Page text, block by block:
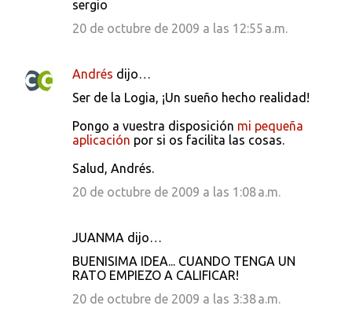
sergio
20 de octubre de 2009 a las 12:55 a.m.
Andrés dijo…
Ser de la Logia, ¡Un sueño hecho realidad!
Pongo a vuestra disposición mi pequeña
aplicación por si os facilita las cosas.
Salud, Andrés.
20 de octubre de 2009 a las 1:08 a.m.
JUANMA dijo…
BUENISIMA IDEA... CUANDO TENGA UN
RATO EMPIEZO A CALIFICAR!
20 de octubre de 2009 a las 3:38 a.m.